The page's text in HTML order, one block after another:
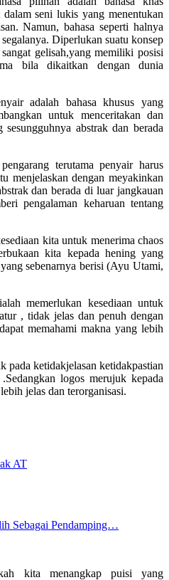
seni lukis yang menentukan
Namun, bahasa seperti halnya
Diperlukan suatu konsep
gelisah,yang memiliki posisi
bila dikaitkan dengan dunia
adalah bahasa khusus yang
untuk menceritakan dan
abstrak dan berada
terutama penyair harus
menjelaskan dengan meyakinkan
dan berada di luar jangkauan
pengalaman keharuan tentang
kita untuk menerima chaos
kita kepada hening yang
sebenarnya berisi (Ayu Utami,
memerlukan kesediaan untuk
, tidak jelas dan penuh dengan
memahami makna yang lebih
pada ketidakjelasan ketidakpastian
logos merujuk kepada
jelas dan terorganisasi.
AT
Sebagai Pendamping…
kita menangkap puisi yang